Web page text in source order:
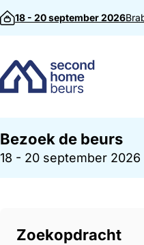
Direct naar inhoud
18 - 20 september 2026
Bezoek de beurs
18 - 20 september 2026
Zoekopdracht